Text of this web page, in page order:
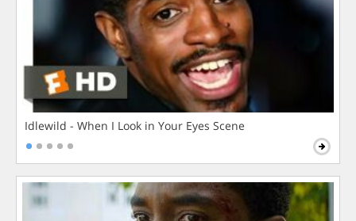
Idlewild - When I Look in Your Eyes Scene